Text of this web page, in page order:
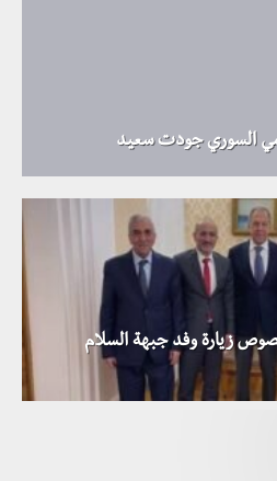
السوري جودت سعيد
زيارة وفد جبهة السلام